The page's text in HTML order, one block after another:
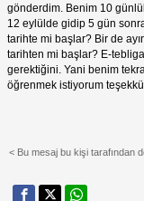
gönderdim. Benim 10
12 eylülde gidip 5 gün
tarihte mi başlar? Bir de
tarihten mi başlar? E-
gerektiğini. Yani benim
öğrenmek istiyorum
< Bu mesaj bu kişi tarafından